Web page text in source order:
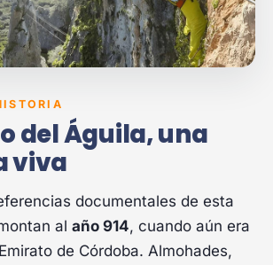
del Águila, una
viva
documentales de esta
al año 914, cuando aún era
de Córdoba. Almohades,